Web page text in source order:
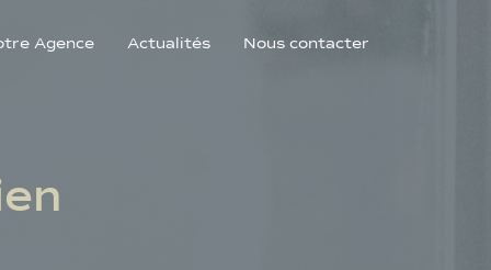
Agence Actualités Nous contacter